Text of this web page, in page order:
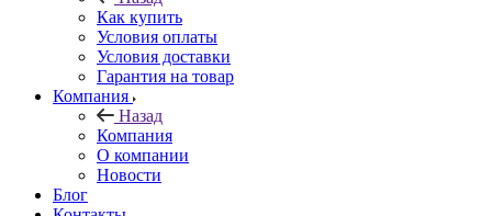
Как купить
Условия оплаты
Условия доставки
Гарантия на товар
Компания
Назад
Компания
О компании
Новости
Блог